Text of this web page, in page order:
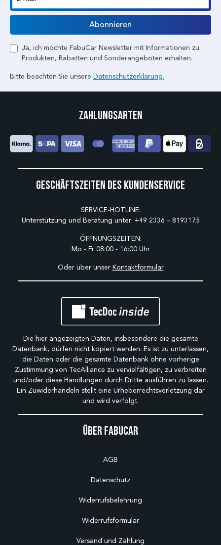
E-Mail
Abonnieren
Ja, ich möchte FabuCar Newsletter mit Informationen zu
Produkten, Rabatten und Sonderangeboten erhalten.
Bitte beachten Sie unsere Datenschutzerklärung.
Über Fabucar
AGB
Datenschutz
Widerrufsbelehrung
Widerrufsformular
Versand und Zahlung
Geschäftszeiten des Kundenservice
SERVICE-HOTLINE:
Unterstützung und Beratung unter: +49 2336 – 8193175
ÖFFNUNGSZEITEN:
Mo - Fr 08:00 - 16:00 Uhr
Oder über unser Kontaktformular
Zahlungsarten
Die hier angezeigten Daten, insbesondere die gesamte
Datenbank, dürfen nicht kopiert werden. Es ist zu unterlassen,
die Daten oder die gesamte Datenbank ohne vorherige
Zustimmung von TecAlliance zu vervielfältigen, zu verbreiten
und/oder diese Handlungen durch Dritte ausführen zu lassen.
Ein Zuwiderhandeln stellt eine Urheberrechtsverletzung dar
und wird verfolgt.